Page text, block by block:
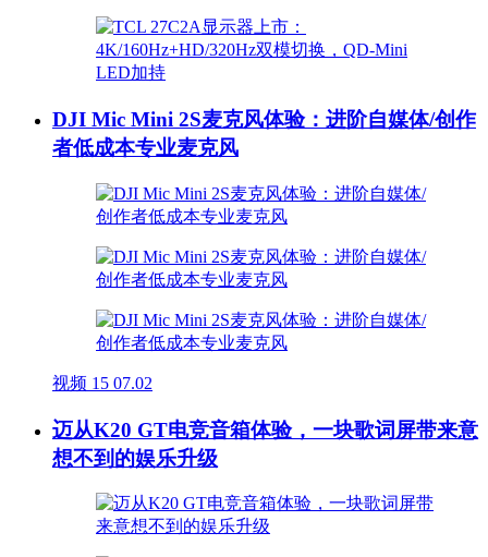
DJI Mic Mini 2S麦克风体验：进阶自媒体/创作
者低成本专业麦克风
视频 15 07.02
迈从K20 GT电竞音箱体验，一块歌词屏带来意
想不到的娱乐升级